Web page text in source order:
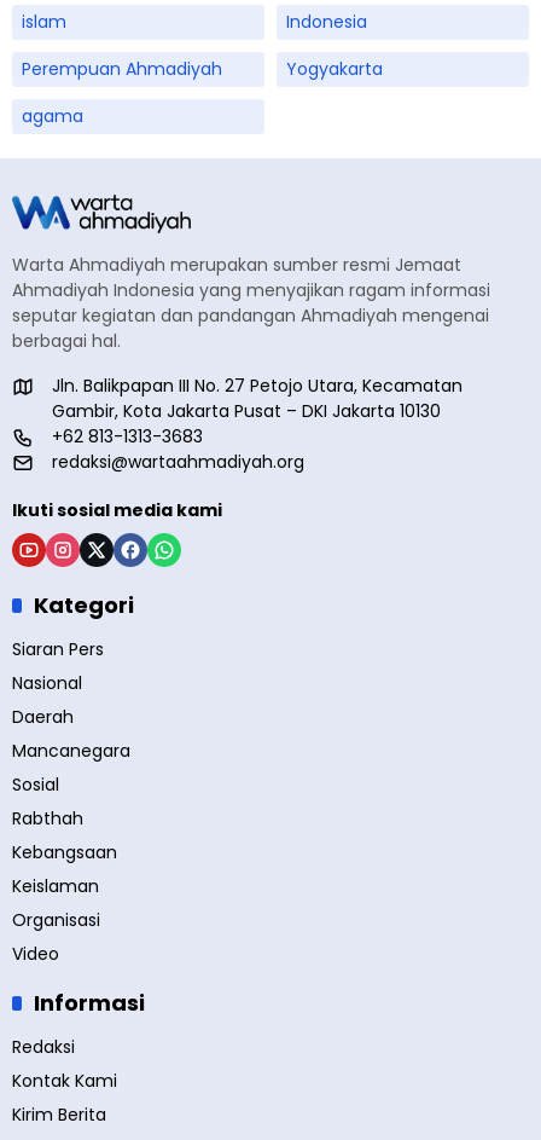
islam
Indonesia
Perempuan Ahmadiyah
Yogyakarta
agama
Warta Ahmadiyah merupakan sumber resmi Jemaat
Ahmadiyah Indonesia yang menyajikan ragam informasi
seputar kegiatan dan pandangan Ahmadiyah mengenai
berbagai hal.
Jln. Balikpapan III No. 27 Petojo Utara, Kecamatan
Gambir, Kota Jakarta Pusat – DKI Jakarta 10130
+62 813-1313-3683
redaksi@wartaahmadiyah.org
Ikuti sosial media kami
Kategori
Siaran Pers
Nasional
Daerah
Mancanegara
Sosial
Rabthah
Kebangsaan
Keislaman
Organisasi
Video
Informasi
Redaksi
Kontak Kami
Kirim Berita